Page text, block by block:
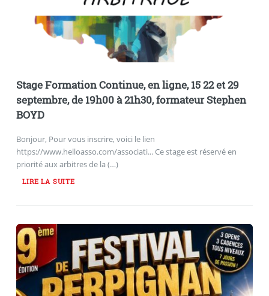
Stage Formation Continue, en ligne, 15 22 et 29
septembre, de 19h00 à 21h30, formateur Stephen
BOYD
Bonjour, Pour vous inscrire, voici le lien
https://www.helloasso.com/associati... Ce stage est réservé en
priorité aux arbitres de la (…)
LIRE LA SUITE